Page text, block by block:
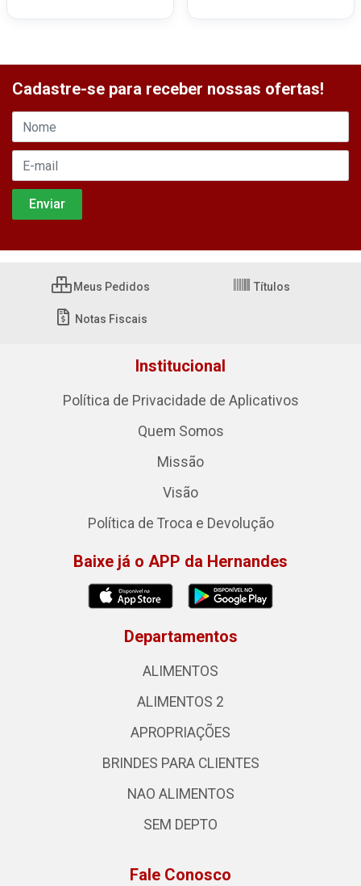
Cadastre-se para receber nossas ofertas!
Meus Pedidos Títulos
Notas Fiscais
Institucional
Política de Privacidade de Aplicativos
Quem Somos
Missão
Visão
Política de Troca e Devolução
Baixe já o APP da Hernandes
Departamentos
ALIMENTOS
ALIMENTOS 2
APROPRIAÇÕES
BRINDES PARA CLIENTES
NAO ALIMENTOS
SEM DEPTO
Fale Conosco